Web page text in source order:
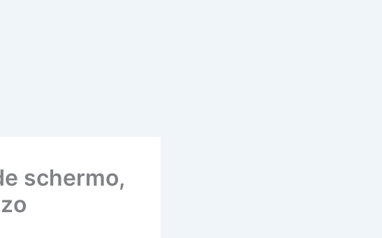
schermo,